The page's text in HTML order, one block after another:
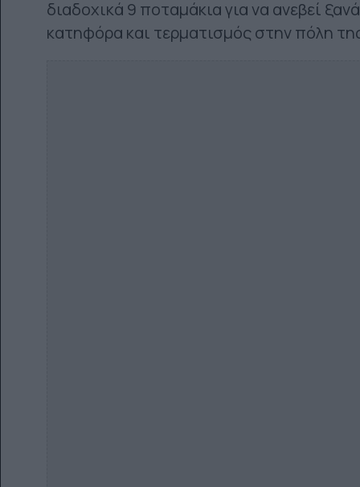
διαδοχικά 9 ποταμάκια για να ανεβεί
κατηφόρα και τερματισμός στην πόλη